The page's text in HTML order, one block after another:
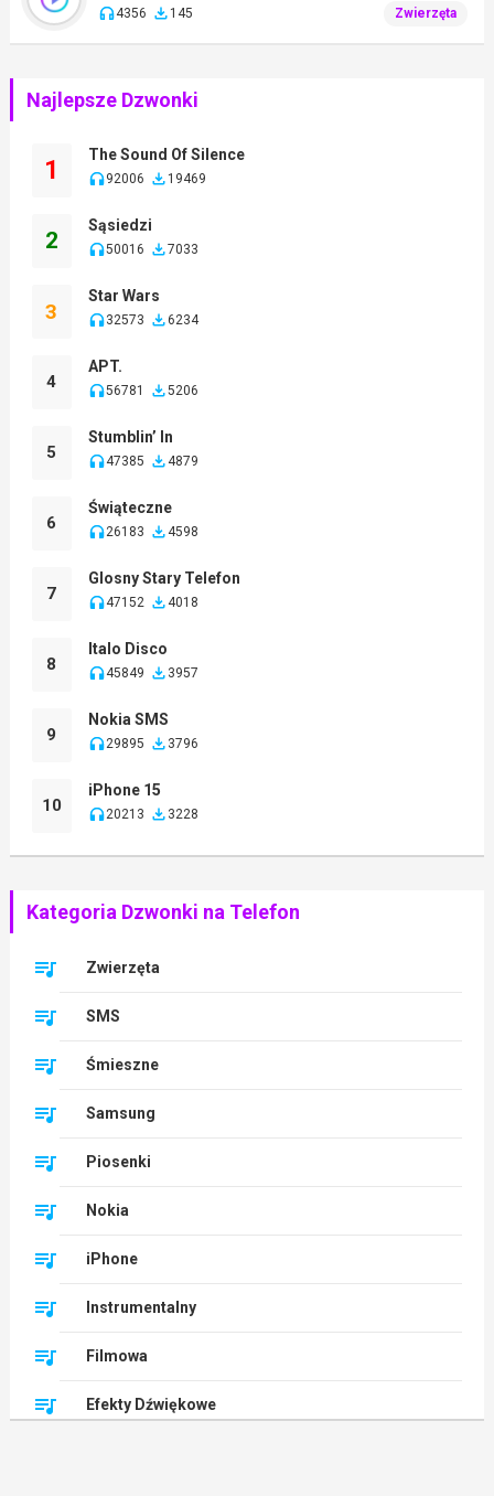
4356 145 Zwierzęta
Najlepsze Dzwonki
1
The Sound Of Silence
92006 19469
2
Sąsiedzi
50016 7033
3
Star Wars
32573 6234
4
APT.
56781 5206
5
Stumblin’ In
47385 4879
6
Świąteczne
26183 4598
7
Glosny Stary Telefon
47152 4018
8
Italo Disco
45849 3957
9
Nokia SMS
29895 3796
10
iPhone 15
20213 3228
Kategoria Dzwonki na Telefon
Zwierzęta
SMS
Śmieszne
Samsung
Piosenki
Nokia
iPhone
Instrumentalny
Filmowa
Efekty Dźwiękowe